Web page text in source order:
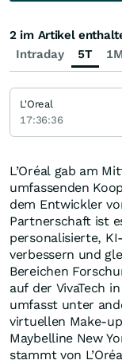
L’Oréal gab am
umfassenden
dem Entwickler
Partnerschaft ist
personalisierte,
verbessern und
Bereichen
auf der VivaTech
umfasst unter
virtuellen Make-
Maybelline New
stammt von
Intraday 5T 1M
2 im Artikel
L'Oreal
17:36:36